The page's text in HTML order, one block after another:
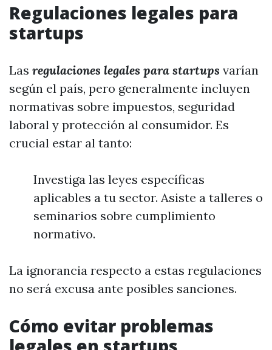
Regulaciones legales para
startups
Las regulaciones legales para startups varían
según el país, pero generalmente incluyen
normativas sobre impuestos, seguridad
laboral y protección al consumidor. Es
crucial estar al tanto:
Investiga las leyes específicas
aplicables a tu sector. Asiste a talleres o
seminarios sobre cumplimiento
normativo.
La ignorancia respecto a estas regulaciones
no será excusa ante posibles sanciones.
Cómo evitar problemas